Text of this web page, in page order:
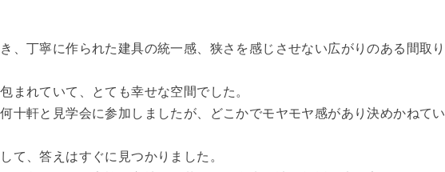
、丁寧に作られた建具の統一感、狭さを感じさせない広がりのある間取り
まれていて、とても幸せな空間でした。
十軒と見学会に参加しましたが、どこかでモヤモヤ感があり決めかねてい
て、答えはすぐに見つかりました。